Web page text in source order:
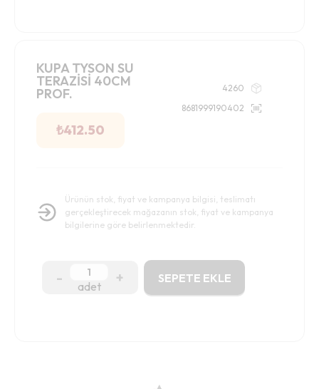
KUPA TYSON SU
TERAZİSİ 40CM
PROF.
₺412.50
4260
8681999190402
Ürünün stok, fiyat ve kampanya bilgisi, teslimatı
gerçekleştirecek mağazanın stok, fiyat ve kampanya
bilgilerine göre belirlenmektedir.
- adet + SEPETE EKLE